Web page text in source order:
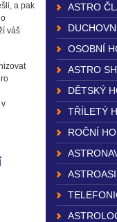
a pak
váš
v
ASTRO
OSOBNÍ
ASTRO
DĚTSKÝ
TŘÍLETÝ
ROČNÍ